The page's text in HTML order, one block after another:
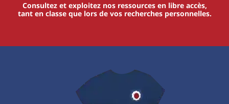
Consultez et exploitez nos ressources en libre accès,
tant en classe que lors de vos recherches personnelles.